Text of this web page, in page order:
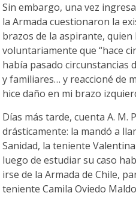
Sin embargo, una vez
la Armada cuestionaron la
brazos de la aspirante, quien
voluntariamente que “hace
había pasado circunstancias
y familiares… y reaccioné de
hice daño en mi brazo
Días más tarde, cuenta A. M.
drásticamente: la mandó a
Sanidad, la teniente
luego de estudiar su caso
irse de la Armada de Chile,
teniente Camila Oviedo